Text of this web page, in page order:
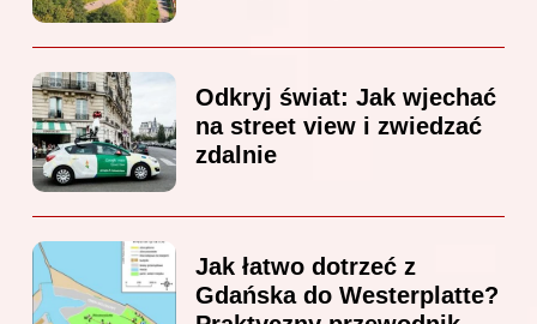
Odkryj świat: Jak wjechać
na street view i zwiedzać
zdalnie
Jak łatwo dotrzeć z
Gdańska do Westerplatte?